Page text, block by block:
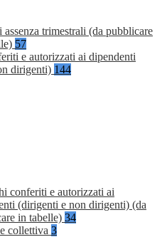
assenza trimestrali (da pubblicare
57
e autorizzati ai dipendenti
dirigenti) 144
conferiti e autorizzati ai
(dirigenti e non dirigenti) (da
in tabelle) 34
collettiva 3